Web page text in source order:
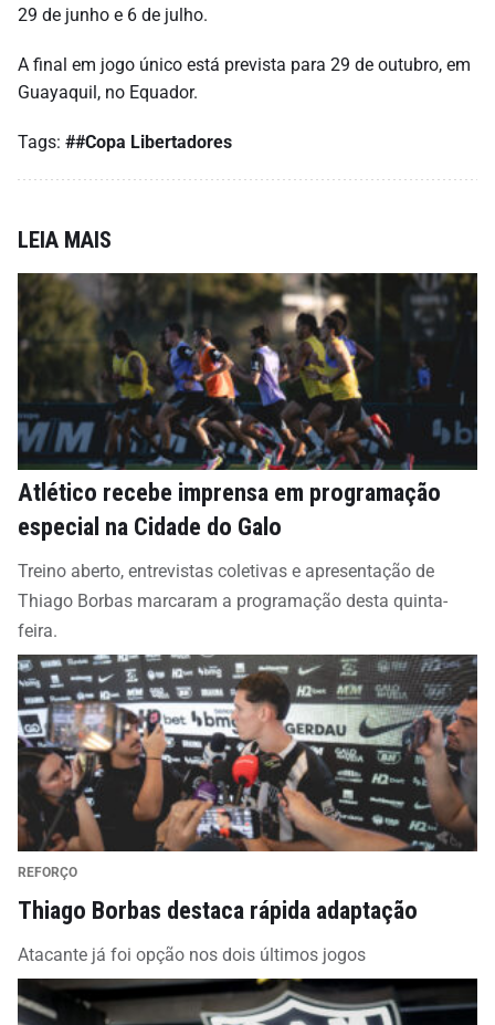
29 de junho e 6 de julho.
A final em jogo único está prevista para 29 de outubro, em
Guayaquil, no Equador.
Tags: ##Copa Libertadores
LEIA MAIS
Atlético recebe imprensa em programação
especial na Cidade do Galo
Treino aberto, entrevistas coletivas e apresentação de
Thiago Borbas marcaram a programação desta quinta-
feira.
REFORÇO
Thiago Borbas destaca rápida adaptação
Atacante já foi opção nos dois últimos jogos